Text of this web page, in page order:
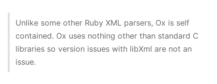
Unlike some other Ruby XML parsers, Ox is self
contained. Ox uses nothing other than standard C
libraries so version issues with libXml are not an
issue.